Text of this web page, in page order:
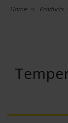
Home Products